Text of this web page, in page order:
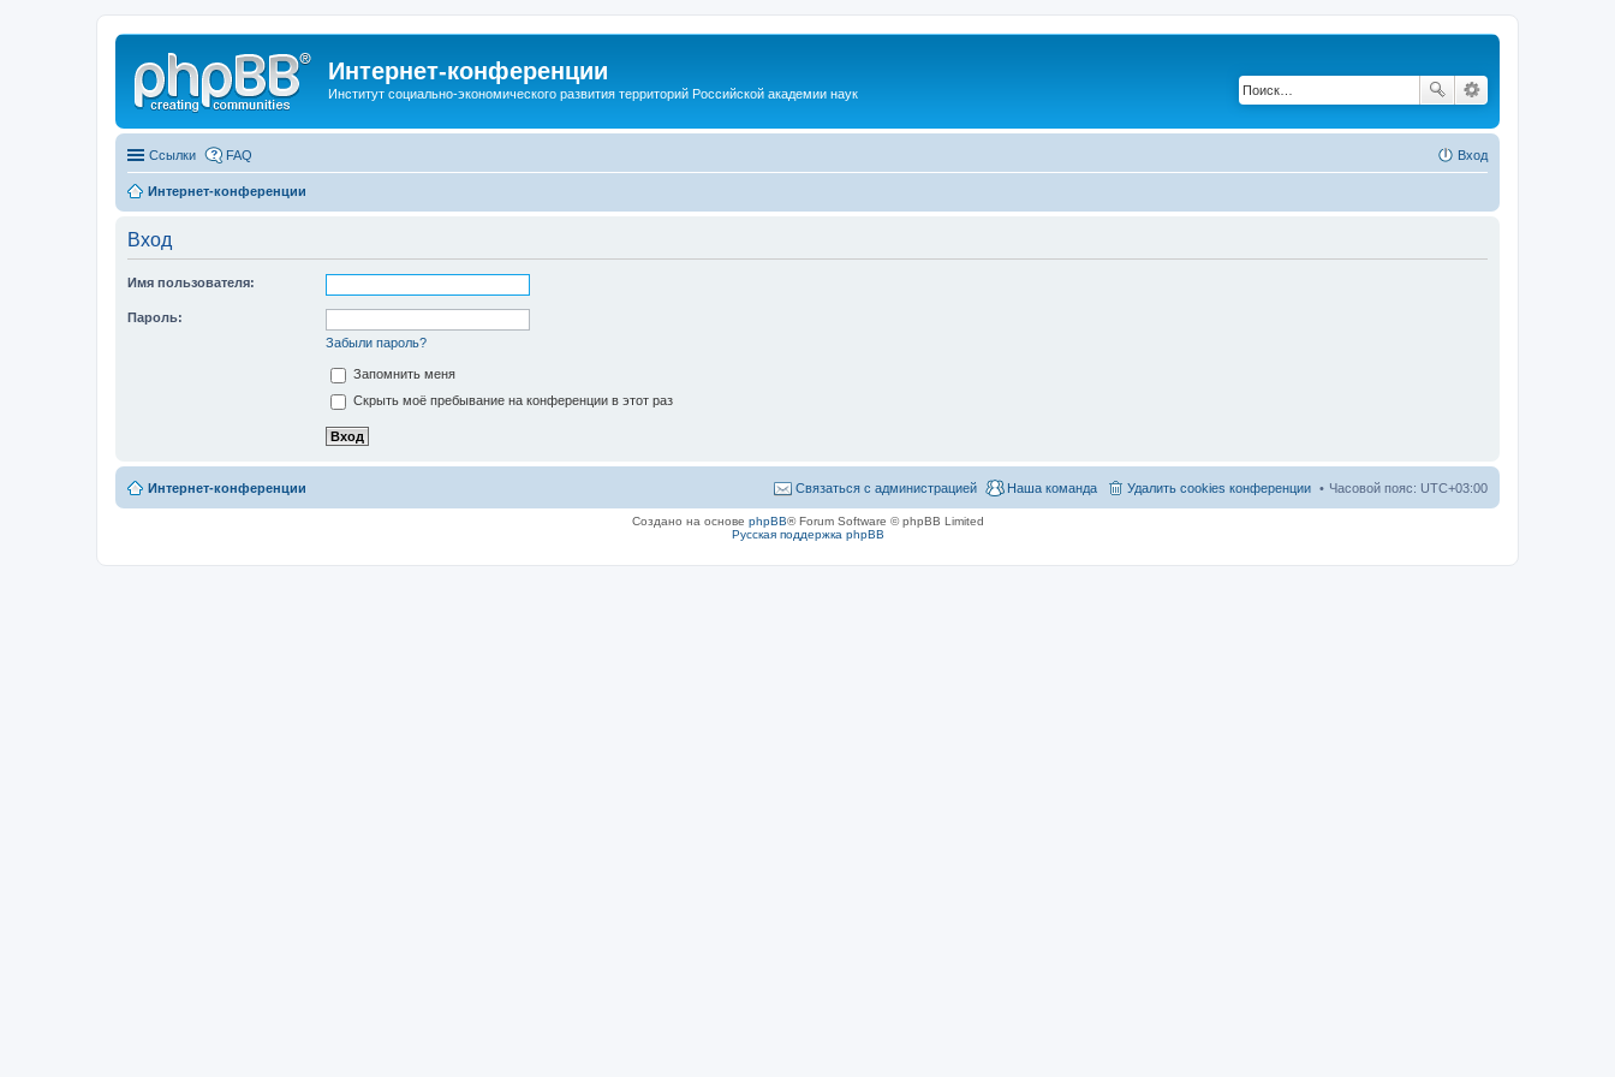
Интернет-конференции
Институт социально-экономического развития территорий Российской академии наук
Ссылки FAQ Вход
Интернет-конференции
Вход
Имя пользователя:
Пароль:
Забыли пароль?
Запомнить меня
Скрыть моё пребывание на конференции в этот раз
Интернет-конференции Часовой пояс: UTC+03:00
Удалить cookies конференции
Наша команда
Связаться с администрацией
Создано на основе phpBB® Forum Software © phpBB Limited
Русская поддержка phpBB